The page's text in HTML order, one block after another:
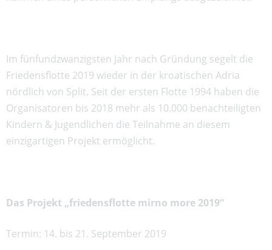
Im fünfundzwanzigsten Jahr nach Gründung segelt die
Friedensflotte 2019 wieder in der kroatischen Adria
nördlich von Split. Seit der ersten Flotte 1994 haben die
Organisatoren bis 2018 mehr als 10.000 benachteiligten
Kindern & Jugendlichen die Teilnahme an diesem
einzigartigen Projekt ermöglicht.
Das Projekt „friedensflotte mirno more 2019“
Termin: 14. bis 21. September 2019